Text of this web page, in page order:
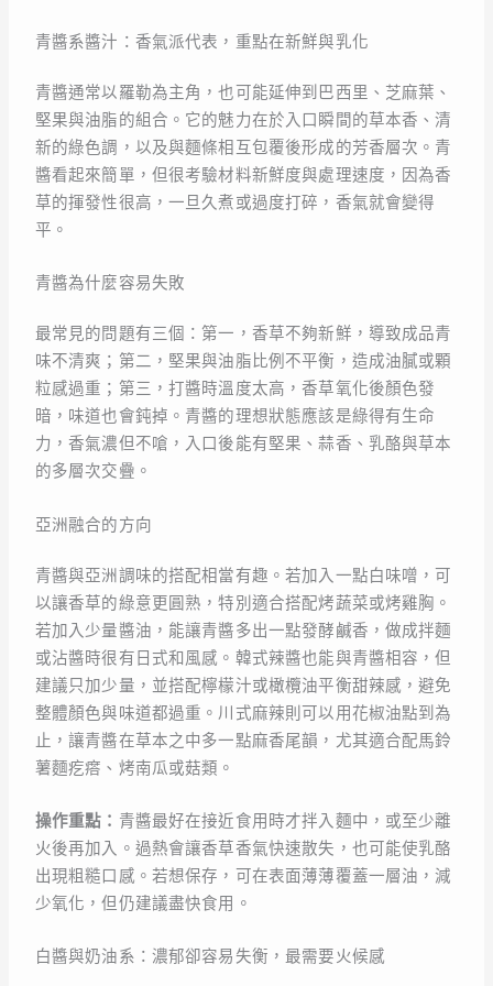
青醬系醬汁：香氣派代表，重點在新鮮與乳化
青醬通常以羅勒為主角，也可能延伸到巴西里、芝麻葉、
堅果與油脂的組合。它的魅力在於入口瞬間的草本香、清
新的綠色調，以及與麵條相互包覆後形成的芳香層次。青
醬看起來簡單，但很考驗材料新鮮度與處理速度，因為香
草的揮發性很高，一旦久煮或過度打碎，香氣就會變得
平。
青醬為什麼容易失敗
最常見的問題有三個：第一，香草不夠新鮮，導致成品青
味不清爽；第二，堅果與油脂比例不平衡，造成油膩或顆
粒感過重；第三，打醬時溫度太高，香草氧化後顏色發
暗，味道也會鈍掉。青醬的理想狀態應該是綠得有生命
力，香氣濃但不嗆，入口後能有堅果、蒜香、乳酪與草本
的多層次交疊。
亞洲融合的方向
青醬與亞洲調味的搭配相當有趣。若加入一點白味噌，可
以讓香草的綠意更圓熟，特別適合搭配烤蔬菜或烤雞胸。
若加入少量醬油，能讓青醬多出一點發酵鹹香，做成拌麵
或沾醬時很有日式和風感。韓式辣醬也能與青醬相容，但
建議只加少量，並搭配檸檬汁或橄欖油平衡甜辣感，避免
整體顏色與味道都過重。川式麻辣則可以用花椒油點到為
止，讓青醬在草本之中多一點麻香尾韻，尤其適合配馬鈴
薯麵疙瘩、烤南瓜或菇類。
操作重點： 青醬最好在接近食用時才拌入麵中，或至少離
火後再加入。過熱會讓香草香氣快速散失，也可能使乳酪
出現粗糙口感。若想保存，可在表面薄薄覆蓋一層油，減
少氧化，但仍建議盡快食用。
白醬與奶油系：濃郁卻容易失衡，最需要火候感